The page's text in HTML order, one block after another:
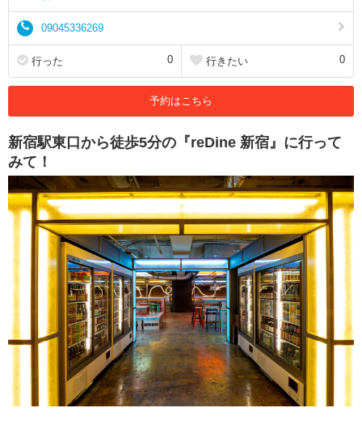
09045336269
行った 0 行きたい 0
予約はこちら
新宿駅東口から徒歩5分の『reDine 新宿』に行って
みて！